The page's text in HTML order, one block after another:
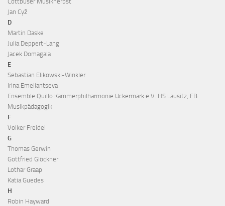
Jan Cyž
D
Martin Daske
Julia Deppert-Lang
Jacek Domagala
E
Sebastian Elikowski-Winkler
Irina Emeliantseva
Ensemble Quillo Kammerphilharmonie Uckermark e.V. HS Lausitz, FB
Musikpädagogik
F
Volker Freidel
G
Thomas Gerwin
Gottfried Glöckner
Lothar Graap
Katia Guedes
H
Robin Hayward